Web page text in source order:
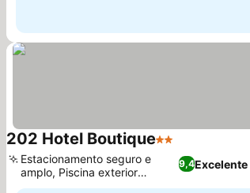
202 Hotel Boutique2 Estrelas
9,4Excelente
Estacionamento seguro e
amplo, Piscina exterior
sazonal